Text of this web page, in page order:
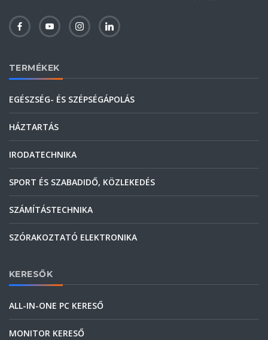
TERMÉKEK
EGÉSZSÉG- ÉS SZÉPSÉGÁPOLÁS
HÁZTARTÁS
IRODATECHNIKA
SPORT ÉS SZABADIDŐ, KÖZLEKEDÉS
SZÁMÍTÁSTECHNIKA
SZÓRAKOZTATÓ ELEKTRONIKA
KERESŐK
ALL-IN-ONE PC KERESŐ
MONITOR KERESŐ